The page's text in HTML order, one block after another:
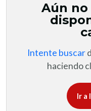
Aún
Intente buscar
haciendo
Ir a